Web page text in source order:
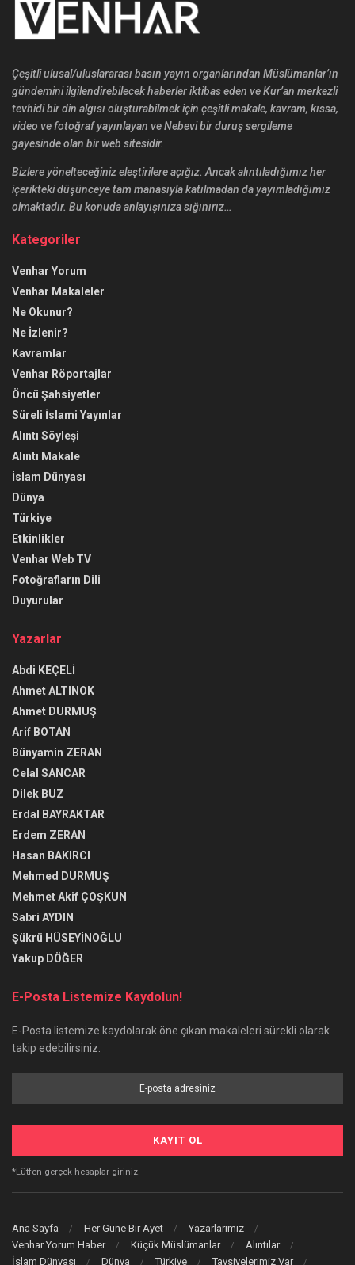
Çeşitli ulusal/uluslararası basın yayın organlarından Müslümanlar’ın
gündemini ilgilendirebilecek haberler iktibas eden ve Kur’an merkezli
tevhidi bir din algısı oluşturabilmek için çeşitli makale, kavram, kıssa,
video ve fotoğraf yayınlayan ve Nebevi bir duruş sergileme
gayesinde olan bir web sitesidir.
Bizlere yönelteceğiniz eleştirilere açığız. Ancak alıntıladığımız her
içerikteki düşünceye tam manasıyla katılmadan da yayımladığımız
olmaktadır. Bu konuda anlayışınıza sığınırız…
Kategoriler
Venhar Yorum
Venhar Makaleler
Ne Okunur?
Ne İzlenir?
Kavramlar
Venhar Röportajlar
Öncü Şahsiyetler
Süreli İslami Yayınlar
Alıntı Söyleşi
Alıntı Makale
İslam Dünyası
Dünya
Türkiye
Etkinlikler
Venhar Web TV
Fotoğrafların Dili
Duyurular
Yazarlar
Abdi KEÇELİ
Ahmet ALTINOK
Ahmet DURMUŞ
Arif BOTAN
Bünyamin ZERAN
Celal SANCAR
Dilek BUZ
Erdal BAYRAKTAR
Erdem ZERAN
Hasan BAKIRCI
Mehmed DURMUŞ
Mehmet Akif ÇOŞKUN
Sabri AYDIN
Şükrü HÜSEYİNOĞLU
Yakup DÖĞER
E-Posta Listemize Kaydolun!
E-Posta listemize kaydolarak öne çıkan makaleleri sürekli olarak
takip edebilirsiniz.
*Lütfen gerçek hesaplar giriniz.
Ana Sayfa Her Güne Bir Ayet
Yazarlarımız
Venhar Yorum Haber
Küçük Müslümanlar
Alıntılar
İslam Dünyası
Dünya Türkiye Tavsiyelerimiz Var